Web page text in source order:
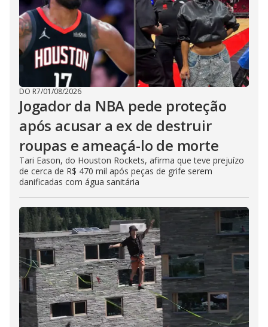
DO R7/01/08/2026
Jogador da NBA pede proteção
após acusar a ex de destruir
roupas e ameaçá-lo de morte
Tari Eason, do Houston Rockets, afirma que teve prejuízo
de cerca de R$ 470 mil após peças de grife serem
danificadas com água sanitária